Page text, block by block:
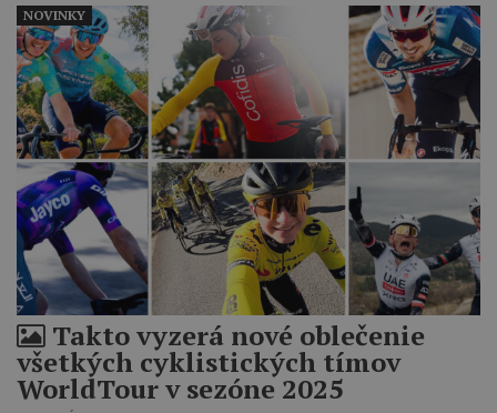
Takto vyzerá nové oblečenie
všetkých cyklistických tímov
WorldTour v sezóne 2025
NOVINKY